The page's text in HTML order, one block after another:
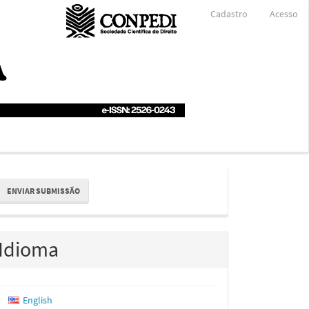
Cadastro Acesso
ENVIAR SUBMISSÃO
Idioma
English